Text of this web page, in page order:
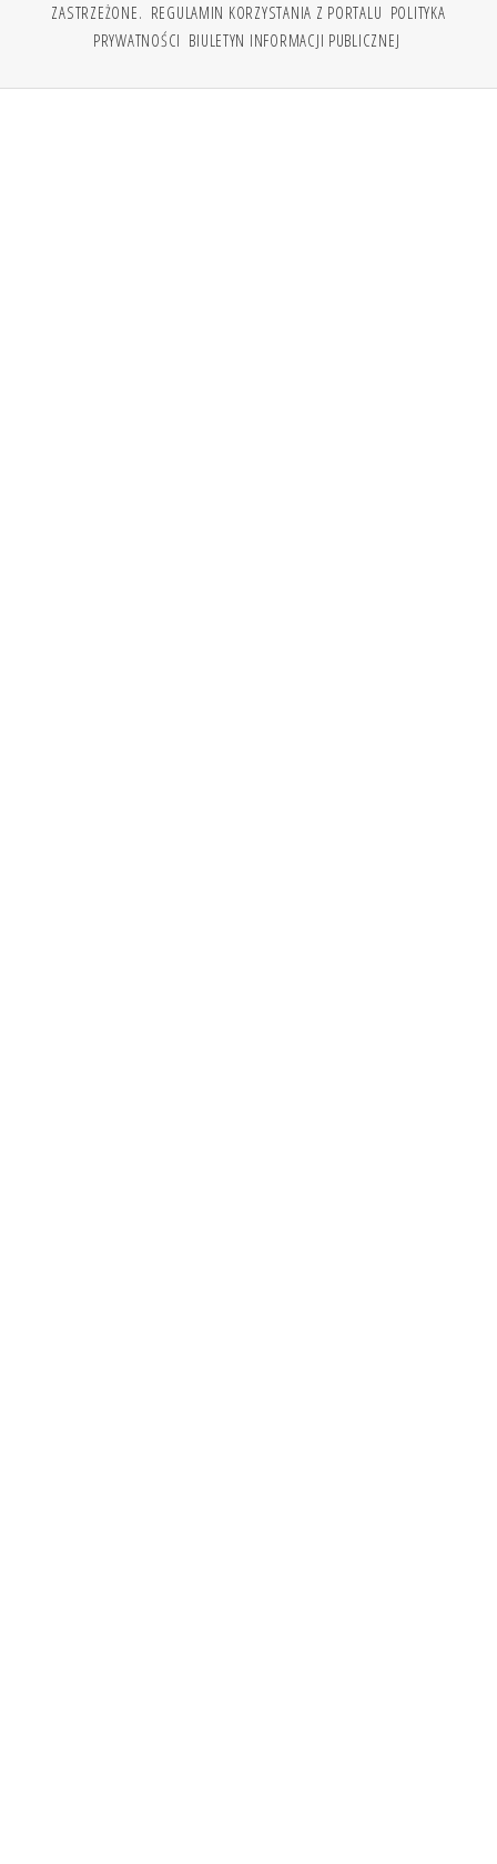
ZASTRZEŻONE. REGULAMIN KORZYSTANIA Z PORTALU POLITYKA
PRYWATNOŚCI BIULETYN INFORMACJI PUBLICZNEJ